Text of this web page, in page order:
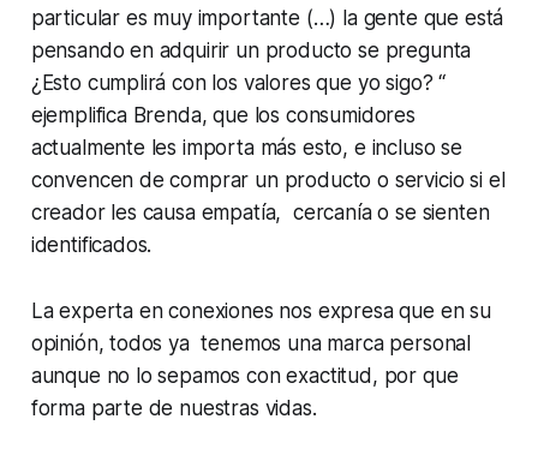
particular es muy importante (…) la gente que está
pensando en adquirir un producto se pregunta
¿Esto cumplirá con los valores que yo sigo? “
ejemplifica Brenda, que los consumidores
actualmente les importa más esto, e incluso se
convencen de comprar un producto o servicio si el
creador les causa empatía, cercanía o se sienten
identificados.
La experta en conexiones nos expresa que en su
opinión, todos ya tenemos una marca personal
aunque no lo sepamos con exactitud, por que
forma parte de nuestras vidas.